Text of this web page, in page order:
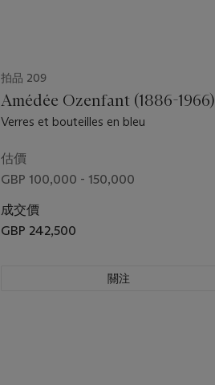
拍品 209
Amédée Ozenfant (1886-1966)
Verres et bouteilles en bleu
估價
GBP 100,000 - 150,000
成交價
GBP 242,500
關注